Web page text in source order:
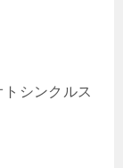
シンクルス